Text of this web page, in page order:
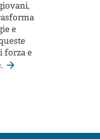
e
forza e